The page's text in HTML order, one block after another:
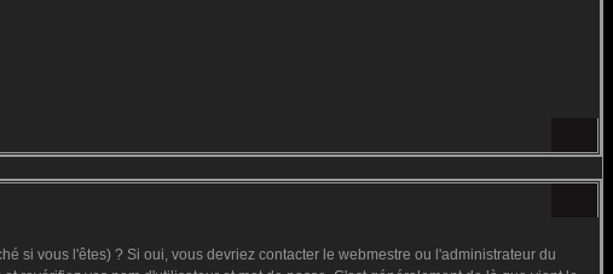
si vous l'êtes) ? Si oui, vous devriez contacter le webmestre ou l'administrateur du